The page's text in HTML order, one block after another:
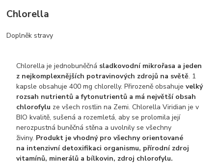
Chlorella
Doplněk stravy
Chlorella je jednobuněčná sladkovodní mikrořasa a jeden
z nejkomplexnějších potravinových zdrojů na světě. 1
kapsle obsahuje 400 mg chlorelly. Přirozeně obsahujevelký
rozsah nutrientů a fytonutrientů a má největší obsah
chlorofylu ze všech rostlin na Zemi. Chlorella Viridian je v
BIO kvalitě, sušená a rozemletá, aby se prolomila její
nerozpustná buněčná stěna a uvolnily se všechny
živiny. Produkt je vhodný pro všechny orientované
na intenzivní detoxifikaci organismu, přírodní zdroj
vitamínů, minerálů a bílkovin, zdroj chlorofylu.